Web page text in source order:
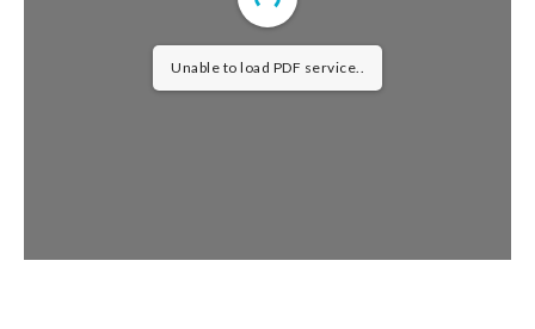
Unable to load PDF service..